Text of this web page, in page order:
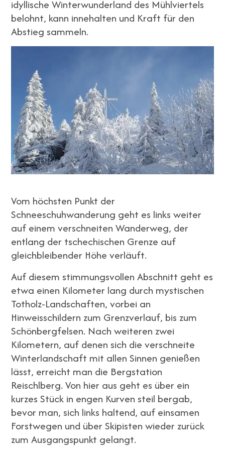
idyllische Winterwunderland des Mühlviertels
belohnt, kann innehalten und Kraft für den
Abstieg sammeln.
Vom höchsten Punkt der
Schneeschuhwanderung geht es links weiter
auf einem verschneiten Wanderweg, der
entlang der tschechischen Grenze auf
gleichbleibender Höhe verläuft.
Auf diesem stimmungsvollen Abschnitt geht es
etwa einen Kilometer lang durch mystischen
Totholz-Landschaften, vorbei an
Hinweisschildern zum Grenzverlauf, bis zum
Schönbergfelsen. Nach weiteren zwei
Kilometern, auf denen sich die verschneite
Winterlandschaft mit allen Sinnen genießen
lässt, erreicht man die Bergstation
Reischlberg. Von hier aus geht es über ein
kurzes Stück in engen Kurven steil bergab,
bevor man, sich links haltend, auf einsamen
Forstwegen und über Skipisten wieder zurück
zum Ausgangspunkt gelangt.